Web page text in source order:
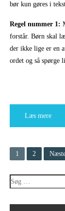
bør kun gøres i
Regel nummer 1:
forstår. Børn skal
der ikke lige er en
ordet og så spørge
Læs mere
1 2
Søg